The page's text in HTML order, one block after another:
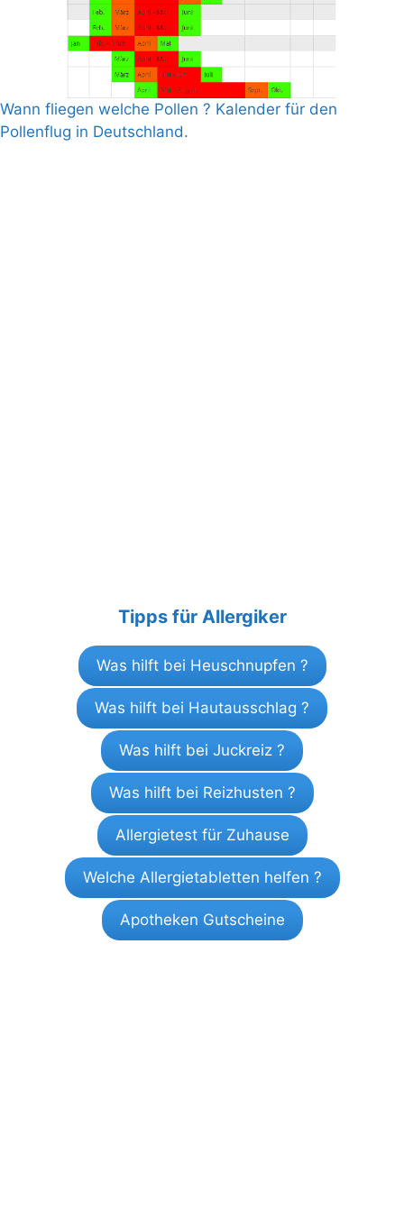
Wann fliegen welche Pollen ? Kalender für den
Pollenflug in Deutschland.
Tipps für Allergiker
Was hilft bei Heuschnupfen ?
Was hilft bei Hautausschlag ?
Was hilft bei Juckreiz ?
Was hilft bei Reizhusten ?
Allergietest für Zuhause
Welche Allergietabletten helfen ?
Apotheken Gutscheine